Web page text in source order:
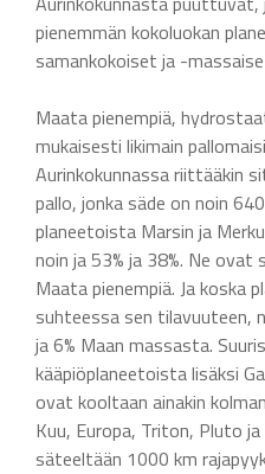
pienemmän kokoluokan
samankokoiset ja -
Maata pienempiä,
mukaisesti likimain
Aurinkokunnassa riittääkin
pallo, jonka säde on noin
planeetoista Marsin ja
noin ja 53% ja 38%. Ne
Maata pienempiä. Ja koska
suhteessa sen tilavuuteen,
ja 6% Maan massasta.
kääpiöplaneetoista lisäksi
ovat kooltaan ainakin
Kuu, Europa, Triton, Pluto
säteeltään 1000 km